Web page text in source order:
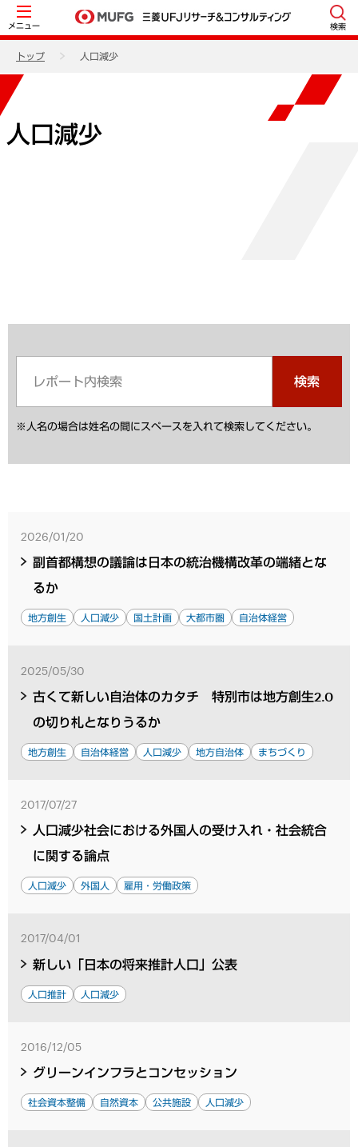
メニュー 検索
トップ 人口減少
人口減少
検索
※人名の場合は姓名の間にスペースを入れて検索してください。
2026/01/20
副首都構想の議論は日本の統治機構改革の端緒とな
るか
地方創生 人口減少 国土計画 大都市圏 自治体経営
2025/05/30
古くて新しい自治体のカタチ 特別市は地方創生2.0
の切り札となりうるか
地方創生 自治体経営 人口減少 地方自治体 まちづくり
2017/07/27
人口減少社会における外国人の受け入れ・社会統合
に関する論点
人口減少 外国人 雇用・労働政策
2017/04/01
新しい「日本の将来推計人口」公表
人口推計 人口減少
2016/12/05
グリーンインフラとコンセッション
社会資本整備 自然資本 公共施設 人口減少